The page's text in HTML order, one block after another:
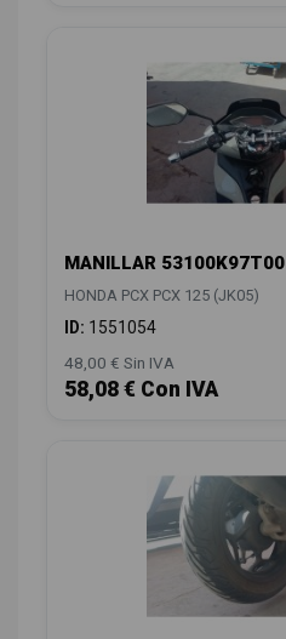
MANILLAR 53100K97T00
HONDA PCX PCX 125 (JK05)
ID: 1551054
48,00 € Sin IVA
58,08 € Con IVA